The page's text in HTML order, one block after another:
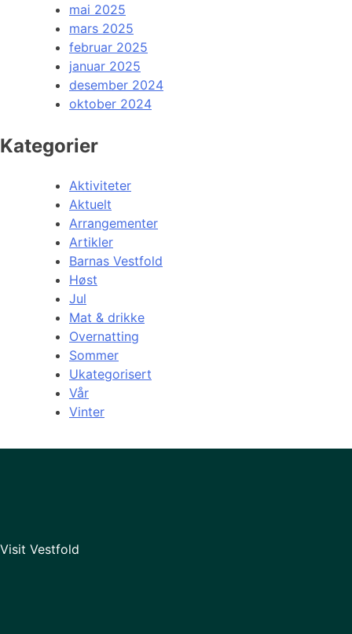
mai 2025
mars 2025
februar 2025
januar 2025
desember 2024
oktober 2024
Kategorier
Aktiviteter
Aktuelt
Arrangementer
Artikler
Barnas Vestfold
Høst
Jul
Mat & drikke
Overnatting
Sommer
Ukategorisert
Vår
Vinter
Visit Vestfold